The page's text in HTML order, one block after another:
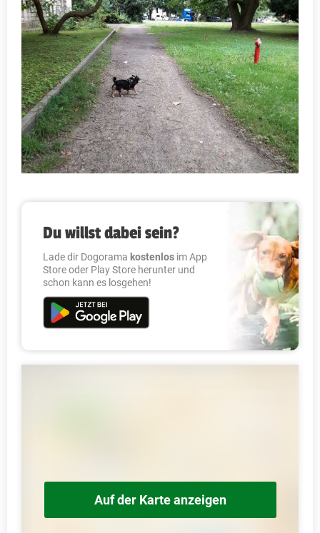
Du willst dabei sein?
Lade dir Dogorama kostenlos im App
Store oder Play Store herunter und
schon kann es losgehen!
Auf der Karte anzeigen